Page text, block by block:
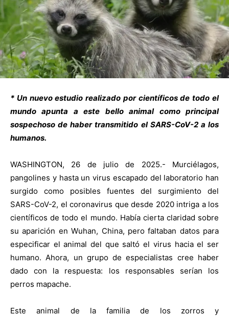
* Un nuevo estudio realizado por científicos de todo el
mundo apunta a este bello animal como principal
sospechoso de haber transmitido el SARS-CoV-2 a los
humanos.
WASHINGTON, 26 de julio de 2025.- Murciélagos,
pangolines y hasta un virus escapado del laboratorio han
surgido como posibles fuentes del surgimiento del
SARS-CoV-2, el coronavirus que desde 2020 intriga a los
científicos de todo el mundo. Había cierta claridad sobre
su aparición en Wuhan, China, pero faltaban datos para
especificar el animal del que saltó el virus hacia el ser
humano. Ahora, un grupo de especialistas cree haber
dado con la respuesta: los responsables serían los
perros mapache.
Este animal de la familia de los zorros y